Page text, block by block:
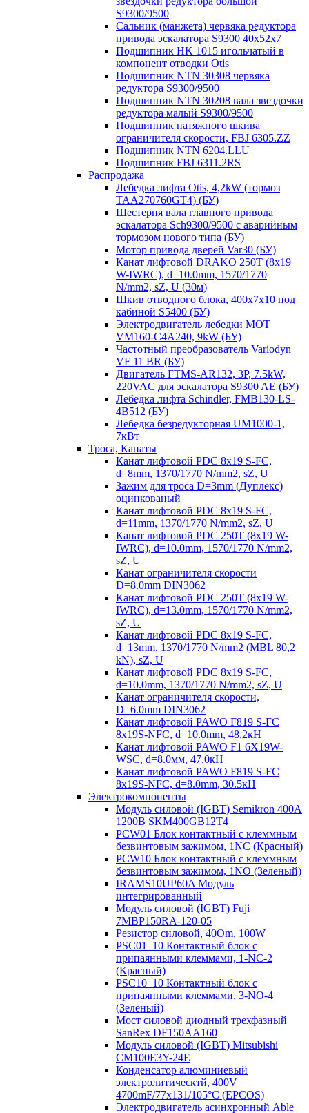
S9300/9500
Сальник (манжета) червяка редуктора
привода эскалатора S9300 40х52х7
Подшипник HK 1015 игольчатый в
компонент отводки Otis
Подшипник NTN 30308 червяка
редуктора S9300/9500
Подшипник NTN 30208 вала звездочки
редуктора малый S9300/9500
Подшипник натяжного шкива
ограничителя скорости, FBJ 6305.ZZ
Подшипник NTN 6204.LLU
Подшипник FBJ 6311.2RS
Распродажа
Лебедка лифта Otis, 4,2kW (тормоз
TAA270760GT4) (БУ)
Шестерня вала главного привода
эскалатора Sch9300/9500 с аварийным
тормозом нового типа (БУ)
Мотор привода дверей Var30 (БУ)
Канат лифтовой DRAKO 250T (8x19
W-IWRC), d=10.0mm, 1570/1770
N/mm2, sZ, U (30м)
Шкив отводного блока, 400х7х10 под
кабиной S5400 (БУ)
Электродвигатель лебедки MOT
VM160-C4A240, 9kW (БУ)
Частотный преобразователь Variodyn
VF 11 BR (БУ)
Двигатель FTMS-AR132, 3P, 7.5kW,
220VAC для эскалатора S9300 AE (БУ)
Лебедка лифта Schindler, FMB130-LS-
4B512 (БУ)
Лебедка безредукторная UM1000-1,
7кВт
Троса, Канаты
Канат лифтовой PDC 8x19 S-FC,
d=8mm, 1370/1770 N/mm2, sZ, U
Зажим для троса D=3mm (Дуплекс)
оцинкованый
Канат лифтовой PDC 8x19 S-FC,
d=11mm, 1370/1770 N/mm2, sZ, U
Канат лифтовой PDC 250T (8x19 W-
IWRC), d=10.0mm, 1570/1770 N/mm2,
sZ, U
Канат ограничителя скорости
D=8.0mm DIN3062
Канат лифтовой PDC 250T (8x19 W-
IWRC), d=13.0mm, 1570/1770 N/mm2,
sZ, U
Канат лифтовой PDC 8х19 S-FC,
d=13mm, 1370/1770 N/mm2 (MBL 80,2
kN), sZ, U
Канат лифтовой PDC 8x19 S-FC,
d=10.0mm, 1370/1770 N/mm2, sZ, U
Канат ограничителя скорости,
D=6.0mm DIN3062
Канат лифтовой PAWO F819 S-FC
8х19S-NFC, d=10.0mm, 48,2кН
Канат лифтовой PAWO F1 6X19W-
WSC, d=8.0мм, 47,0кН
Канат лифтовой PAWO F819 S-FC
8х19S-NFC, d=8.0mm, 30.5кН
Электрокомпоненты
Модуль силовой (IGBT) Semikron 400А
1200В SKM400GB12T4
PCW01 Блок контактный с клеммным
безвинтовым зажимом, 1NC (Красный)
PCW10 Блок контактный с клеммным
безвинтовым зажимом, 1NO (Зеленый)
IRAMS10UP60A Модуль
интегрированный
Модуль силовой (IGBT) Fuji
7MBP150RA-120-05
Резистор силовой, 40Om, 100W
PSC01_10 Контактный блок с
припаянными клеммами, 1-NC-2
(Красный)
PSC10_10 Контактный блок с
припаянными клеммами, 3-NO-4
(Зеленый)
Мост силовой диодный трехфазный
SanRex DF150AA160
Модуль силовой (IGBT) Mitsubishi
CM100E3Y-24E
Конденсатор алюминиевый
электролитическтй, 400V
4700mF/77x131/105°C (EPCOS)
Электродвигатель асинхронный Able